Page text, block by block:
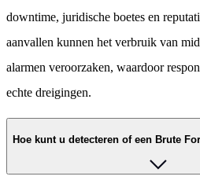
downtime, juridische boetes en
aanvallen kunnen het verbruik van
alarmen veroorzaken, waardoor
echte dreigingen.
Hoe kunt u detecteren of een Brute